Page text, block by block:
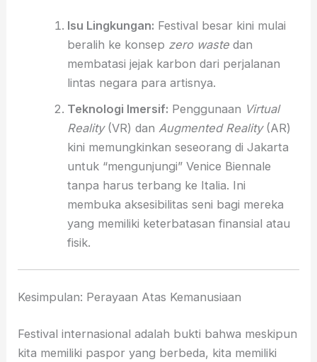
Isu Lingkungan: Festival besar kini mulai
beralih ke konsep zero wastedan
membatasi jejak karbon dari perjalanan
lintas negara para artisnya.
Teknologi Imersif: Penggunaan Virtual
Reality(VR) dan Augmented Reality(AR)
kini memungkinkan seseorang di Jakarta
untuk “mengunjungi” Venice Biennale
tanpa harus terbang ke Italia. Ini
membuka aksesibilitas seni bagi mereka
yang memiliki keterbatasan finansial atau
fisik.
Kesimpulan: Perayaan Atas Kemanusiaan
Festival internasional adalah bukti bahwa meskipun
kita memiliki paspor yang berbeda, kita memiliki